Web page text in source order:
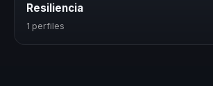
Resiliencia
1 perfiles